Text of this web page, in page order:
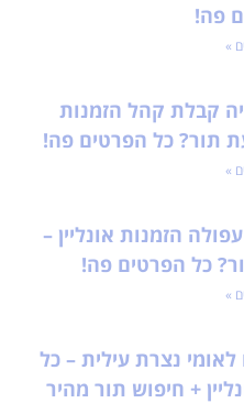
פה!
»
קבלת קהל הזמנות
תור? כל הפרטים פה!
»
הזמנות אונליין –
כל הפרטים פה!
»
נצרת עילית – כל
+ חיפוש תור מהיר